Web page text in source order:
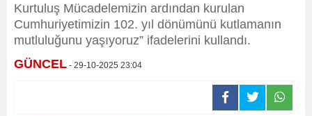
Kurtuluş Mücadelemizin ardından kurulan
Cumhuriyetimizin 102. yıl dönümünü kutlamanın
mutluluğunu yaşıyoruz” ifadelerini kullandı.
GÜNCEL - 29-10-2025 23:04